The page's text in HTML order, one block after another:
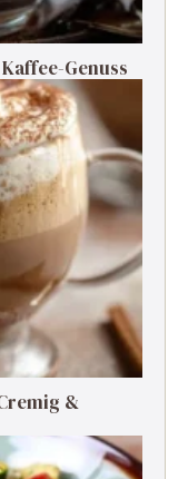
Genuss
&